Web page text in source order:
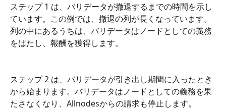
ステップ 1 は、バリデータが撤退するまでの時間を示し
ています。この例では、撤退の列が長くなっています。
列の中にあるうちは、バリデータはノードとしての義務
をはたし、報酬を獲得します。
ステップ 2 は、バリデータが引き出し期間に入ったとき
から始まります。バリデータはノードとしての義務を果
たさなくなり、Allnodesからの請求も停止します。